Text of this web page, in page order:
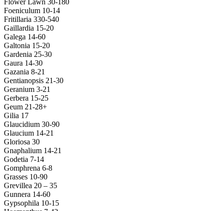
Foeniculum 10-14
Fritillaria 330-540
Gaillardia 15-20
Galega 14-60
Galtonia 15-20
Gardenia 25-30
Gaura 14-30
Gazania 8-21
Gentianopsis 21-30
Geranium 3-21
Gerbera 15-25
Geum 21-28+
Gilia 17
Glaucidium 30-90
Glaucium 14-21
Gloriosa 30
Gnaphalium 14-21
Godetia 7-14
Gomphrena 6-8
Grasses 10-90
Grevillea 20 – 35
Gunnera 14-60
Gypsophila 10-15